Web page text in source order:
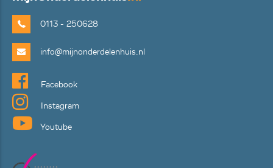
0113 - 250628
info@mijnonderdelenhuis.nl
Facebook
Instagram
Youtube